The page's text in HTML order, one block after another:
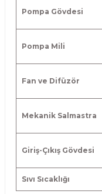
Pompa Gövdesi
Pompa Mili
Fan ve Difüzör
Mekanik Salmastra
Giriş-Çıkış Gövdesi
Sıvı Sıcaklığı